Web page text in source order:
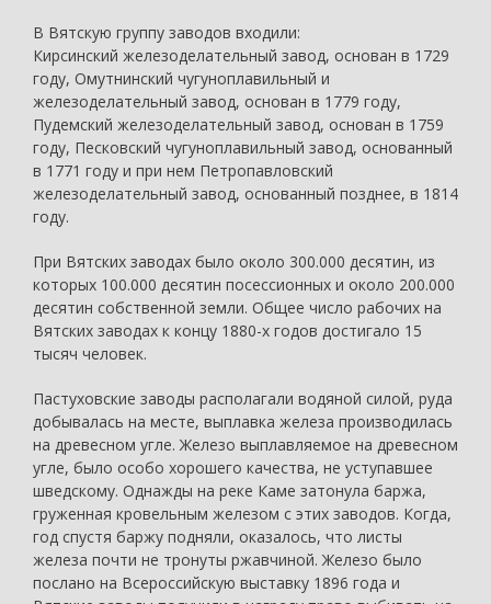
В Вятскую группу заводов входили:
Кирсинский железоделательный завод, основан в 1729
году, Омутнинский чугуноплавильный и
железоделательный завод, основан в 1779 году,
Пудемский железоделательный завод, основан в 1759
году, Песковский чугуноплавильный завод, основанный
в 1771 году и при нем Петропавловский
железоделательный завод, основанный позднее, в 1814
году.
При Вятских заводах было около 300.000 десятин, из
которых 100.000 десятин посессионных и около 200.000
десятин собственной земли. Общее число рабочих на
Вятских заводах к концу 1880-х годов достигало 15
тысяч человек.
Пастуховские заводы располагали водяной силой, руда
добывалась на месте, выплавка железа производилась
на древесном угле. Железо выплавляемое на древесном
угле, было особо хорошего качества, не уступавшее
шведскому. Однажды на реке Каме затонула баржа,
груженная кровельным железом с этих заводов. Когда,
год спустя баржу подняли, оказалось, что листы
железа почти не тронуты ржавчиной. Железо было
послано на Всероссийскую выставку 1896 года и